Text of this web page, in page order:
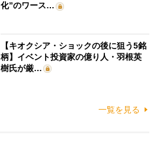
化”のワース…
【キオクシア・ショックの後に狙う5銘
柄】イベント投資家の億り人・羽根英
樹氏が厳…
一覧を見る